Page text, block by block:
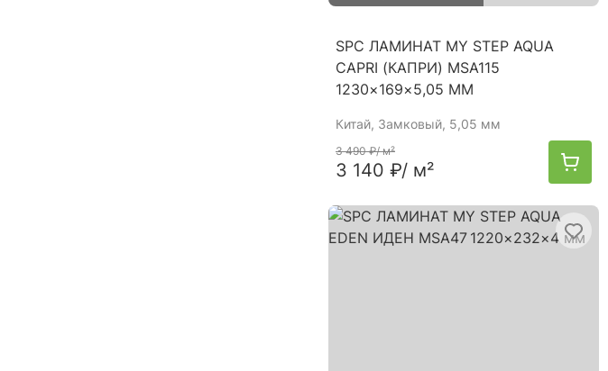
SPC ЛАМИНАТ MY STEP AQUA
CAPRI (КАПРИ) MSA115
1230×169×5,05 ММ
Китай, Замковый, 5,05 мм
3 490 ₽/ м²
3 140 ₽/ м²